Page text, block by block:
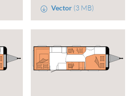
Vector (3 MB)